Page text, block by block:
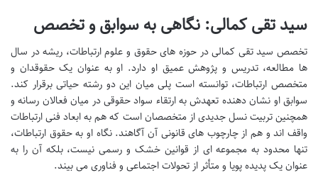
سید تقی کمالی: نگاهی به سوابق و تخصص
تخصص سید تقی کمالی در حوزه های حقوق و علوم ارتباطات، ریشه در سال
ها مطالعه، تدریس و پژوهش عمیق او دارد. او به عنوان یک حقوقدان و
متخصص ارتباطات، توانسته است پلی میان این دو رشته حیاتی برقرار کند.
سوابق او نشان دهنده تعهدش به ارتقاء سواد حقوقی در میان فعالان رسانه و
همچنین تربیت نسل جدیدی از متخصصان است که هم به ابعاد فنی ارتباطات
واقف اند و هم از چارچوب های قانونی آن آگاهند. نگاه او به حقوق ارتباطات،
تنها محدود به مجموعه ای از قوانین خشک و رسمی نیست، بلکه آن را به
عنوان یک پدیده پویا و متأثر از تحولات اجتماعی و فناوری می بیند.